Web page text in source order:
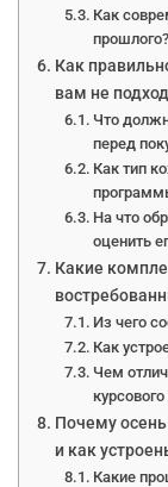
Как
прошлого?
Как
вам не
Что
перед
Как тип
На что
оценить
Какие
Из чего
Как
Чем
Почему
и как
Какие